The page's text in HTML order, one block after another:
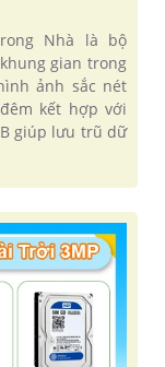
Nhà là bộ
gian trong
ảnh sắc nét
kết hợp với
giúp lưu trũ dữ